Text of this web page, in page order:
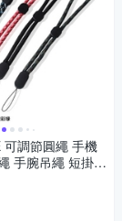
可調節圓繩 手機
手腕吊繩 短掛繩
繩 21.5公分長
顏色出貨) CPA0